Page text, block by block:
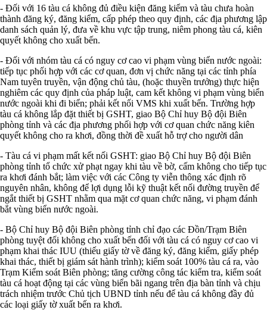
- Đối với 16 tàu cá không đủ điều kiện đăng kiểm và tàu chưa hoàn
thành đăng ký, đăng kiểm, cấp phép theo quy định, các địa phương lập
danh sách quản lý, đưa về khu vực tập trung, niêm phong tàu cá, kiên
quyết không cho xuất bến.
- Đối với nhóm tàu cá có nguy cơ cao vi phạm vùng biển nước ngoài:
tiếp tục phối hợp với các cơ quan, đơn vị chức năng tại các tỉnh phía
Nam tuyên truyền, vận động chủ tàu, (hoặc thuyền trưởng) thực hiện
nghiêm các quy định của pháp luật, cam kết không vi phạm vùng biển
nước ngoài khi đi biển; phải kết nối VMS khi xuất bến. Trường hợp
tàu cá không lắp đặt thiết bị GSHT, giao Bộ Chỉ huy Bộ đội Biên
phòng tỉnh và các địa phương phối hợp với cơ quan chức năng kiên
quyết không cho ra khơi, đồng thời đề xuất hỗ trợ cho người dân
- Tàu cá vi phạm mất kết nối GSHT: giao Bộ Chỉ huy Bộ đội Biên
phòng tỉnh tổ chức xử phạt ngay khi tàu về bờ, cấm không cho tiếp tục
ra khơi đánh bắt; làm việc với các Công ty viễn thông xác định rõ
nguyên nhân, không để lợi dụng lỗi kỹ thuật kết nối đường truyền để
ngắt thiết bị GSHT nhằm qua mặt cơ quan chức năng, vi phạm đánh
bắt vùng biển nước ngoài.
- Bộ Chỉ huy Bộ đội Biên phòng tỉnh chỉ đạo các Đồn/Trạm Biên
phòng tuyệt đối không cho xuất bến đối với tàu cá có nguy cơ cao vi
phạm khai thác IUU (thiếu giấy tờ về đăng ký, đăng kiểm, giấy phép
khai thác, thiết bị giám sát hành trình); kiểm soát 100% tàu cá ra, vào
Trạm Kiểm soát Biên phòng; tăng cường công tác kiểm tra, kiểm soát
tàu cá hoạt động tại các vùng biển bãi ngang trên địa bàn tỉnh và chịu
trách nhiệm trước Chủ tịch UBND tỉnh nếu để tàu cá không đầy đủ
các loại giấy tờ xuất bến ra khơi.